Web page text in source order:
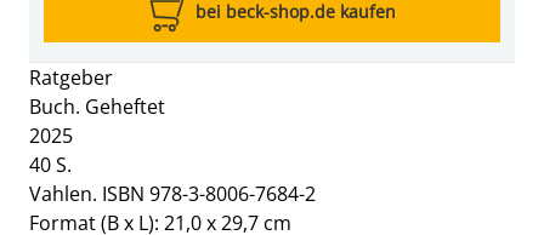
Ratgeber
Buch. Geheftet
2025
40 S.
Vahlen. ISBN 978-3-8006-7684-2
Format (B x L): 21,0 x 29,7 cm
bei beck-shop.de kaufen